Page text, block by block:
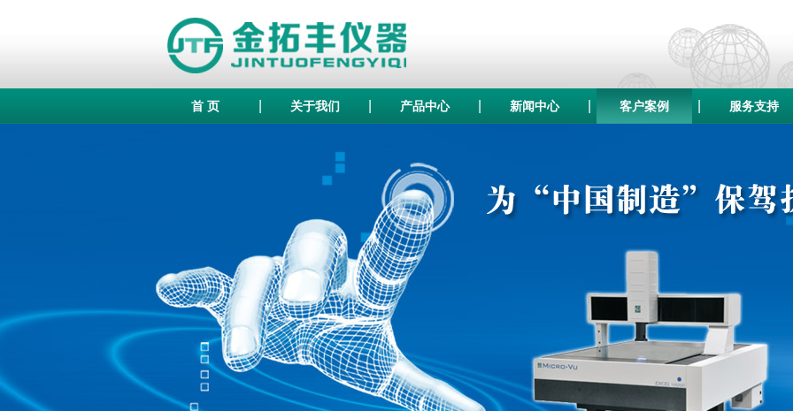
首 页 关于我们 产品中心 新闻中心 客户案例 服务支持